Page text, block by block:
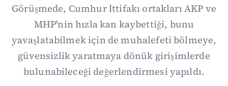
Görüşmede, Cumhur İttifakı ortakları AKP ve
MHP'nin hızla kan kaybettiği, bunu
yavaşlatabilmek için de muhalefeti bölmeye,
güvensizlik yaratmaya dönük girişimlerde
bulunabileceği değerlendirmesi yapıldı.